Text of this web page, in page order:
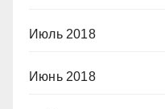
Июль 2018
Июнь 2018